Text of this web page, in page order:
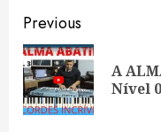
Continue
Reading
Previous
A
Nível